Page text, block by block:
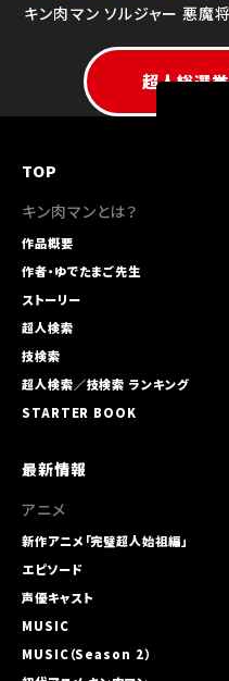
キン肉マン ソルジャー 悪魔
超人総選
TOP
キン肉マンとは？
作品概要
作者・ゆでたまご先生
ストーリー
超人検索
技検索
超人検索／技検索 ランキング
STARTER BOOK
最新情報
アニメ
新作アニメ「完璧超人始祖編」
エピソード
声優キャスト
MUSIC
MUSIC（Season 2）